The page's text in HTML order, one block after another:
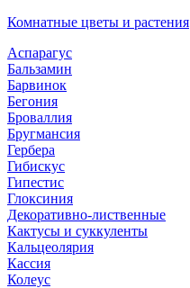
Комнатные цветы и растения
Аспарагус
Бальзамин
Барвинок
Бегония
Броваллия
Бругмансия
Гербера
Гибискус
Гипестис
Глоксиния
Декоративно-лиственные
Кактусы и суккуленты
Кальцеолярия
Кассия
Колеус